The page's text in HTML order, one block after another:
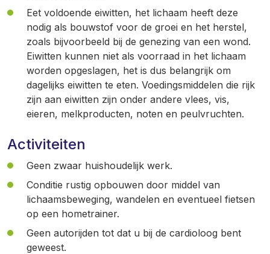
Eet voldoende eiwitten, het lichaam heeft deze
nodig als bouwstof voor de groei en het herstel,
zoals bijvoorbeeld bij de genezing van een wond.
Eiwitten kunnen niet als voorraad in het lichaam
worden opgeslagen, het is dus belangrijk om
dagelijks eiwitten te eten. Voedingsmiddelen die rijk
zijn aan eiwitten zijn onder andere vlees, vis,
eieren, melkproducten, noten en peulvruchten.
Activiteiten
Geen zwaar huishoudelijk werk.
Conditie rustig opbouwen door middel van
lichaamsbeweging, wandelen en eventueel fietsen
op een hometrainer.
Geen autorijden tot dat u bij de cardioloog bent
geweest.